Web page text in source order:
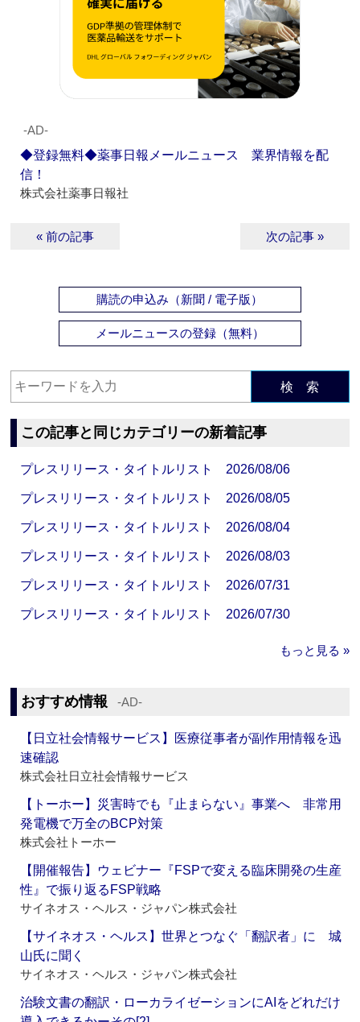
‐AD‐
◆登録無料◆薬事日報メールニュース 業界情報を配
信！
株式会社薬事日報社
« 前の記事 次の記事 »
購読の申込み（新聞 / 電子版）
メールニュースの登録（無料）
検 索
この記事と同じカテゴリーの新着記事
プレスリリース・タイトルリスト 2026/08/06
プレスリリース・タイトルリスト 2026/08/05
プレスリリース・タイトルリスト 2026/08/04
プレスリリース・タイトルリスト 2026/08/03
プレスリリース・タイトルリスト 2026/07/31
プレスリリース・タイトルリスト 2026/07/30
もっと見る »
おすすめ情報 ‐AD‐
【日立社会情報サービス】医療従事者が副作用情報を迅
速確認
株式会社日立社会情報サービス
【トーホー】災害時でも『止まらない』事業へ 非常用
発電機で万全のBCP対策
株式会社トーホー
【開催報告】ウェビナー『FSPで変える臨床開発の生産
性』で振り返るFSP戦略
サイネオス・ヘルス・ジャパン株式会社
【サイネオス・ヘルス】世界とつなぐ「翻訳者」に 城
山氏に聞く
サイネオス・ヘルス・ジャパン株式会社
治験文書の翻訳・ローカライゼーションにAIをどれだけ